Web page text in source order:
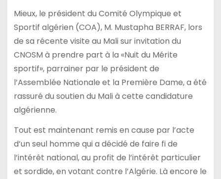
Mieux, le président du Comité Olympique et
Sportif algérien (COA), M. Mustapha BERRAF, lors
de sa récente visite au Mali sur invitation du
CNOSM à prendre part à la «Nuit du Mérite
sportif», parrainer par le président de
l’Assemblée Nationale et la Première Dame, a été
rassuré du soutien du Mali à cette candidature
algérienne.
Tout est maintenant remis en cause par l’acte
d’un seul homme qui a décidé de faire fi de
l’intérêt national, au profit de l’intérêt particulier
et sordide, en votant contre l’Algérie. Là encore le